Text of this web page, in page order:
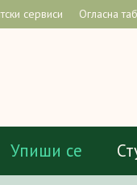
сервиси Огласна
Упиши се